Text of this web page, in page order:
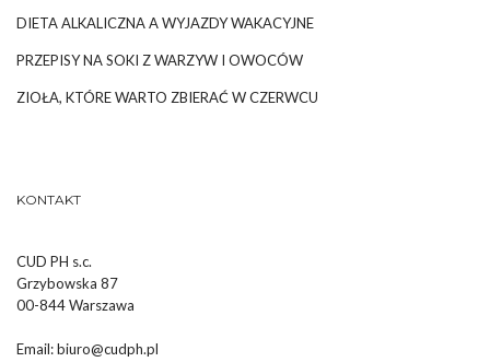
DIETA ALKALICZNA A WYJAZDY WAKACYJNE
PRZEPISY NA SOKI Z WARZYW I OWOCÓW
ZIOŁA, KTÓRE WARTO ZBIERAĆ W CZERWCU
KONTAKT
CUD PH s.c.
Grzybowska 87
00-844 Warszawa
Email:biuro@cudph.pl